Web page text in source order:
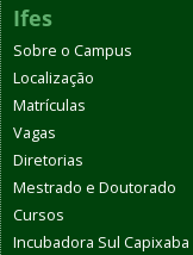
Ifes
Sobre o Campus
Localização
Matrículas
Vagas
Diretorias
Mestrado e Doutorado
Cursos
Incubadora Sul Capixaba